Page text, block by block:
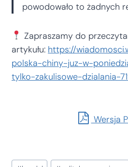
powodowało to żadnych
Zapraszamy do
artykułu: https://
polska-chiny-juz-w-
tylko-zakulisowe-dzialania-
Wersja
Tagi